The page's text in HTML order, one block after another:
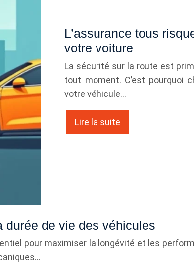
L’assurance tous
votre voiture
La sécurité sur la route est
tout moment. C’est pourquoi
votre véhicule…
Lire la suite
durée de vie des véhicules
pour maximiser la longévité et les